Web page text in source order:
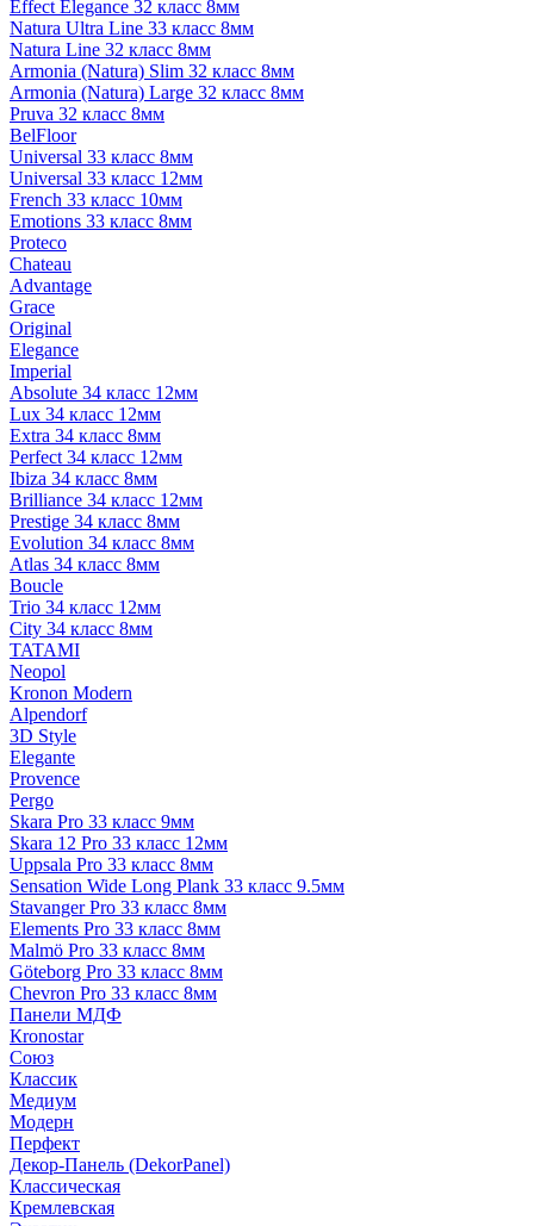
Effect Elegance 32 класс 8мм
Natura Ultra Line 33 класс 8мм
Natura Line 32 класс 8мм
Armonia (Natura) Slim 32 класс 8мм
Armonia (Natura) Large 32 класс 8мм
Pruva 32 класс 8мм
BelFloor
Universal 33 класс 8мм
Universal 33 класс 12мм
French 33 класс 10мм
Emotions 33 класс 8мм
Proteco
Chateau
Advantage
Grace
Original
Elegance
Imperial
Absolute 34 класс 12мм
Lux 34 класс 12мм
Extra 34 класс 8мм
Perfect 34 класс 12мм
Ibiza 34 класс 8мм
Brilliance 34 класс 12мм
Prestige 34 класс 8мм
Evolution 34 класс 8мм
Atlas 34 класс 8мм
Boucle
Trio 34 класс 12мм
City 34 класс 8мм
TATAMI
Neopol
Kronon Modern
Alpendorf
3D Style
Elegante
Provence
Pergo
Skara Pro 33 класс 9мм
Skara 12 Pro 33 класс 12мм
Uppsala Pro 33 класс 8мм
Sensation Wide Long Plank 33 класс 9.5мм
Stavanger Pro 33 класс 8мм
Elements Pro 33 класс 8мм
Malmö Pro 33 класс 8мм
Göteborg Pro 33 класс 8мм
Chevron Pro 33 класс 8мм
Панели МДФ
Кronostar
Союз
Классик
Медиум
Модерн
Перфект
Декор-Панель (DekorPanel)
Классическая
Кремлевская